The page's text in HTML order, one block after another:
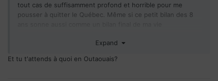
tout cas de suffisamment profond et horrible pour me
pousser à quitter le Québec. Même si ce petit bilan des 8
probable (à 99% disons) pour la région de Gatineau /
quand-même à relater les joies de mon quotidien. En fait,
Expand
Et tu t'attends à quoi en Outaouais?